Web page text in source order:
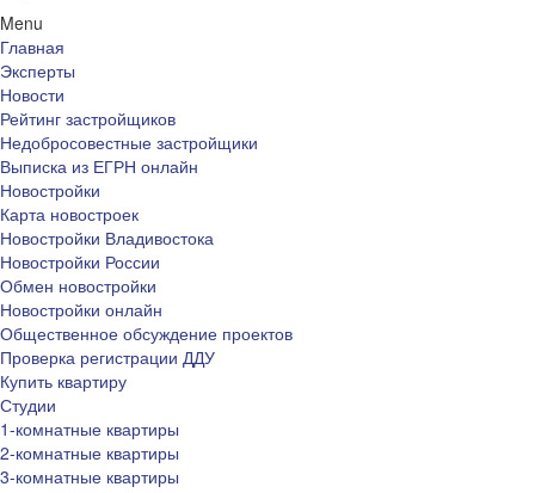
Menu
Главная
Эксперты
Новости
Рейтинг застройщиков
Недобросовестные застройщики
Выписка из ЕГРН онлайн
Новостройки
Карта новостроек
Новостройки Владивостока
Новостройки России
Обмен новостройки
Новостройки онлайн
Общественное обсуждение проектов
Проверка регистрации ДДУ
Купить квартиру
Студии
1-комнатные квартиры
2-комнатные квартиры
3-комнатные квартиры